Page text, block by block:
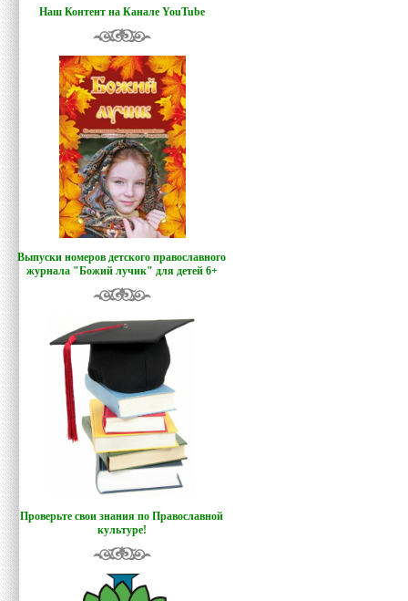
Наш Контент на Канале YouTube
Выпуски номеров детского православного
журнала "Божий лучик" для детей 6+
Проверьте свои знания по Православной
культуре!